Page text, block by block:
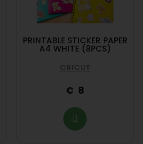
PRINTABLE STICKER PAPER
A4 WHITE (8PCS)
CRICUT
8